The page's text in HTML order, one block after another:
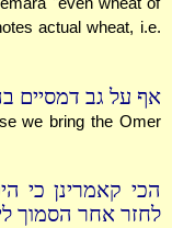
actual wheat, i.e.
אף על גב דמסיים
we bring the Omer
הכי קאמרינן כי
לחזר אחר הסמוך